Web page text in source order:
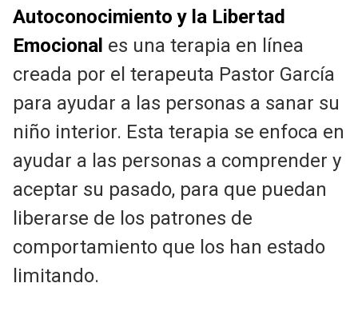
Autoconocimiento y la Libertad
Emocional es una terapia en línea
creada por el terapeuta Pastor García
para ayudar a las personas a sanar su
niño interior. Esta terapia se enfoca en
ayudar a las personas a comprender y
aceptar su pasado, para que puedan
liberarse de los patrones de
comportamiento que los han estado
limitando.